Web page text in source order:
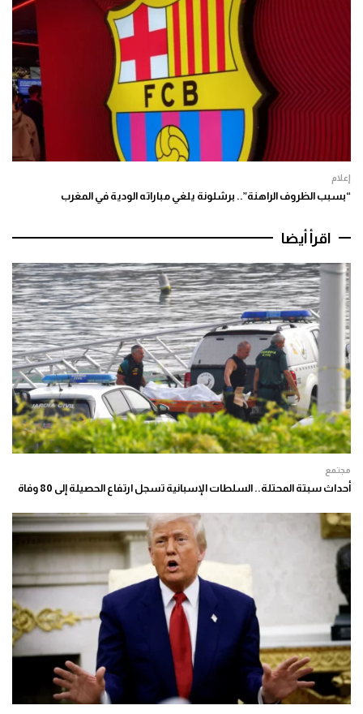
إعلام
“بسبب الظروف الراهنة”.. برشلونة يلغي مباراته الودية في المغرب
اقرأ أيضا
مجتمع
أحداث سبتة المحتلة.. السلطات الإسبانية تسجل ارتفاع الحصيلة إلى 80 وفاة